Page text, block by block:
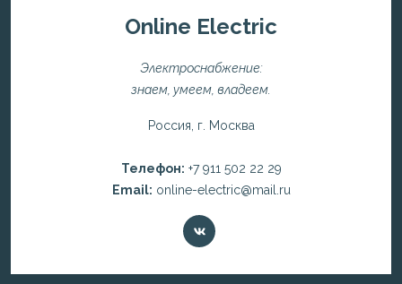
Online Electric
Электроснабжение:
знаем, умеем, владеем.
Россия, г. Москва
Телефон: +7 911 502 22 29
Email: online-electric@mail.ru